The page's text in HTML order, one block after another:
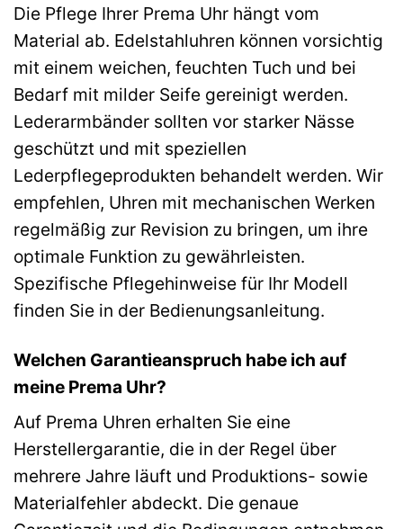
Die Pflege Ihrer Prema Uhr hängt vom
Material ab. Edelstahluhren können vorsichtig
mit einem weichen, feuchten Tuch und bei
Bedarf mit milder Seife gereinigt werden.
Lederarmbänder sollten vor starker Nässe
geschützt und mit speziellen
Lederpflegeprodukten behandelt werden. Wir
empfehlen, Uhren mit mechanischen Werken
regelmäßig zur Revision zu bringen, um ihre
optimale Funktion zu gewährleisten.
Spezifische Pflegehinweise für Ihr Modell
finden Sie in der Bedienungsanleitung.
Welchen Garantieanspruch habe ich auf
meine Prema Uhr?
Auf Prema Uhren erhalten Sie eine
Herstellergarantie, die in der Regel über
mehrere Jahre läuft und Produktions- sowie
Materialfehler abdeckt. Die genaue